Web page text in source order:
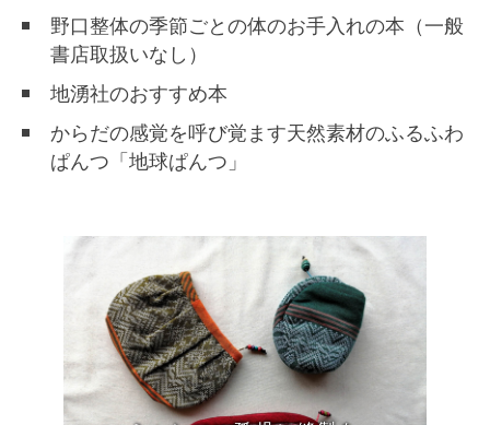
野口整体の季節ごとの体のお手入れの本（一般
書店取扱いなし）
地湧社のおすすめ本
からだの感覚を呼び覚ます天然素材のふるふわ
ぱんつ「地球ぱんつ」